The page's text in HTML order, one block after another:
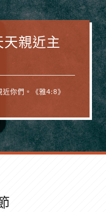
親近主
你們。《雅4:8》